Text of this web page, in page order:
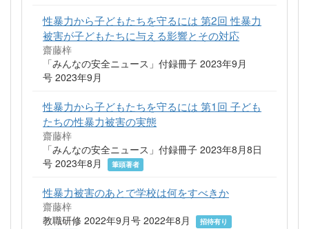
性暴力から子どもたちを守るには 第2回 性暴力
被害が子どもたちに与える影響とその対応
齋藤梓
「みんなの安全ニュース」付録冊子 2023年9月
号 2023年9月
性暴力から子どもたちを守るには 第1回 子ども
たちの性暴力被害の実態
齋藤梓
「みんなの安全ニュース」付録冊子 2023年8月8日
号 2023年8月
筆頭著者
性暴力被害のあとで学校は何をすべきか
齋藤梓
教職研修 2022年9月号 2022年8月
招待有り